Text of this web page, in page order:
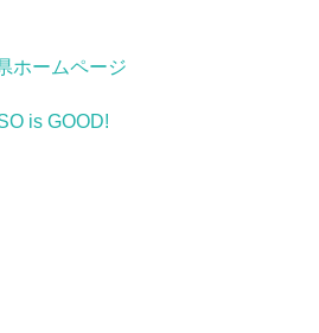
ホームページ
is GOOD!